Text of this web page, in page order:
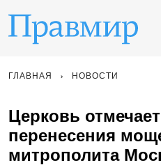
ГЛАВНАЯ НОВОСТИ
Церковь
перенесения
митрополита